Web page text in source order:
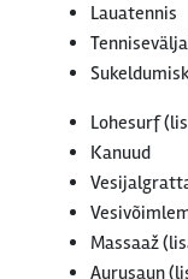
Lauatennis
Lohesurf
Kanuud
Massaaž
Aurusaun